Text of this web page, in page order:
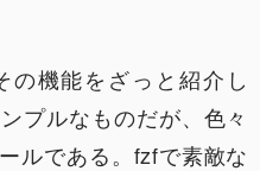
の機能をざっと紹介し
プルなものだが、色々
ルである。fzfで素敵な